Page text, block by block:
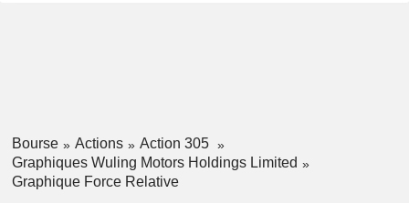
Bourse Actions
Action 305
Graphiques Wuling Motors Holdings Limited
Graphique Force Relative